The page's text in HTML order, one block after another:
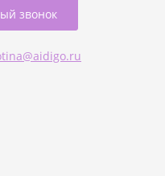
звонок